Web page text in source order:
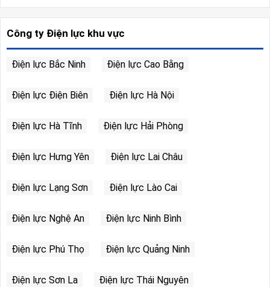
Công ty Điện lực khu vực
Điện lực Bắc Ninh Điện lực Cao Bằng
Điện lực Điện Biên Điện lực Hà Nội
Điện lực Hà Tĩnh Điện lực Hải Phòng
Điện lực Hưng Yên Điện lực Lai Châu
Điện lực Lạng Sơn Điện lực Lào Cai
Điện lực Nghệ An Điện lực Ninh Bình
Điện lực Phú Thọ Điện lực Quảng Ninh
Điện lực Sơn La Điện lực Thái Nguyên